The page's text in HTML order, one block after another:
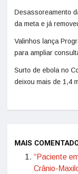
Desassoreamento
da meta e já
Valinhos lança
para ampliar
Surto de ebola no
deixou mais de 1,4
MAIS
“Paciente
Crânio-